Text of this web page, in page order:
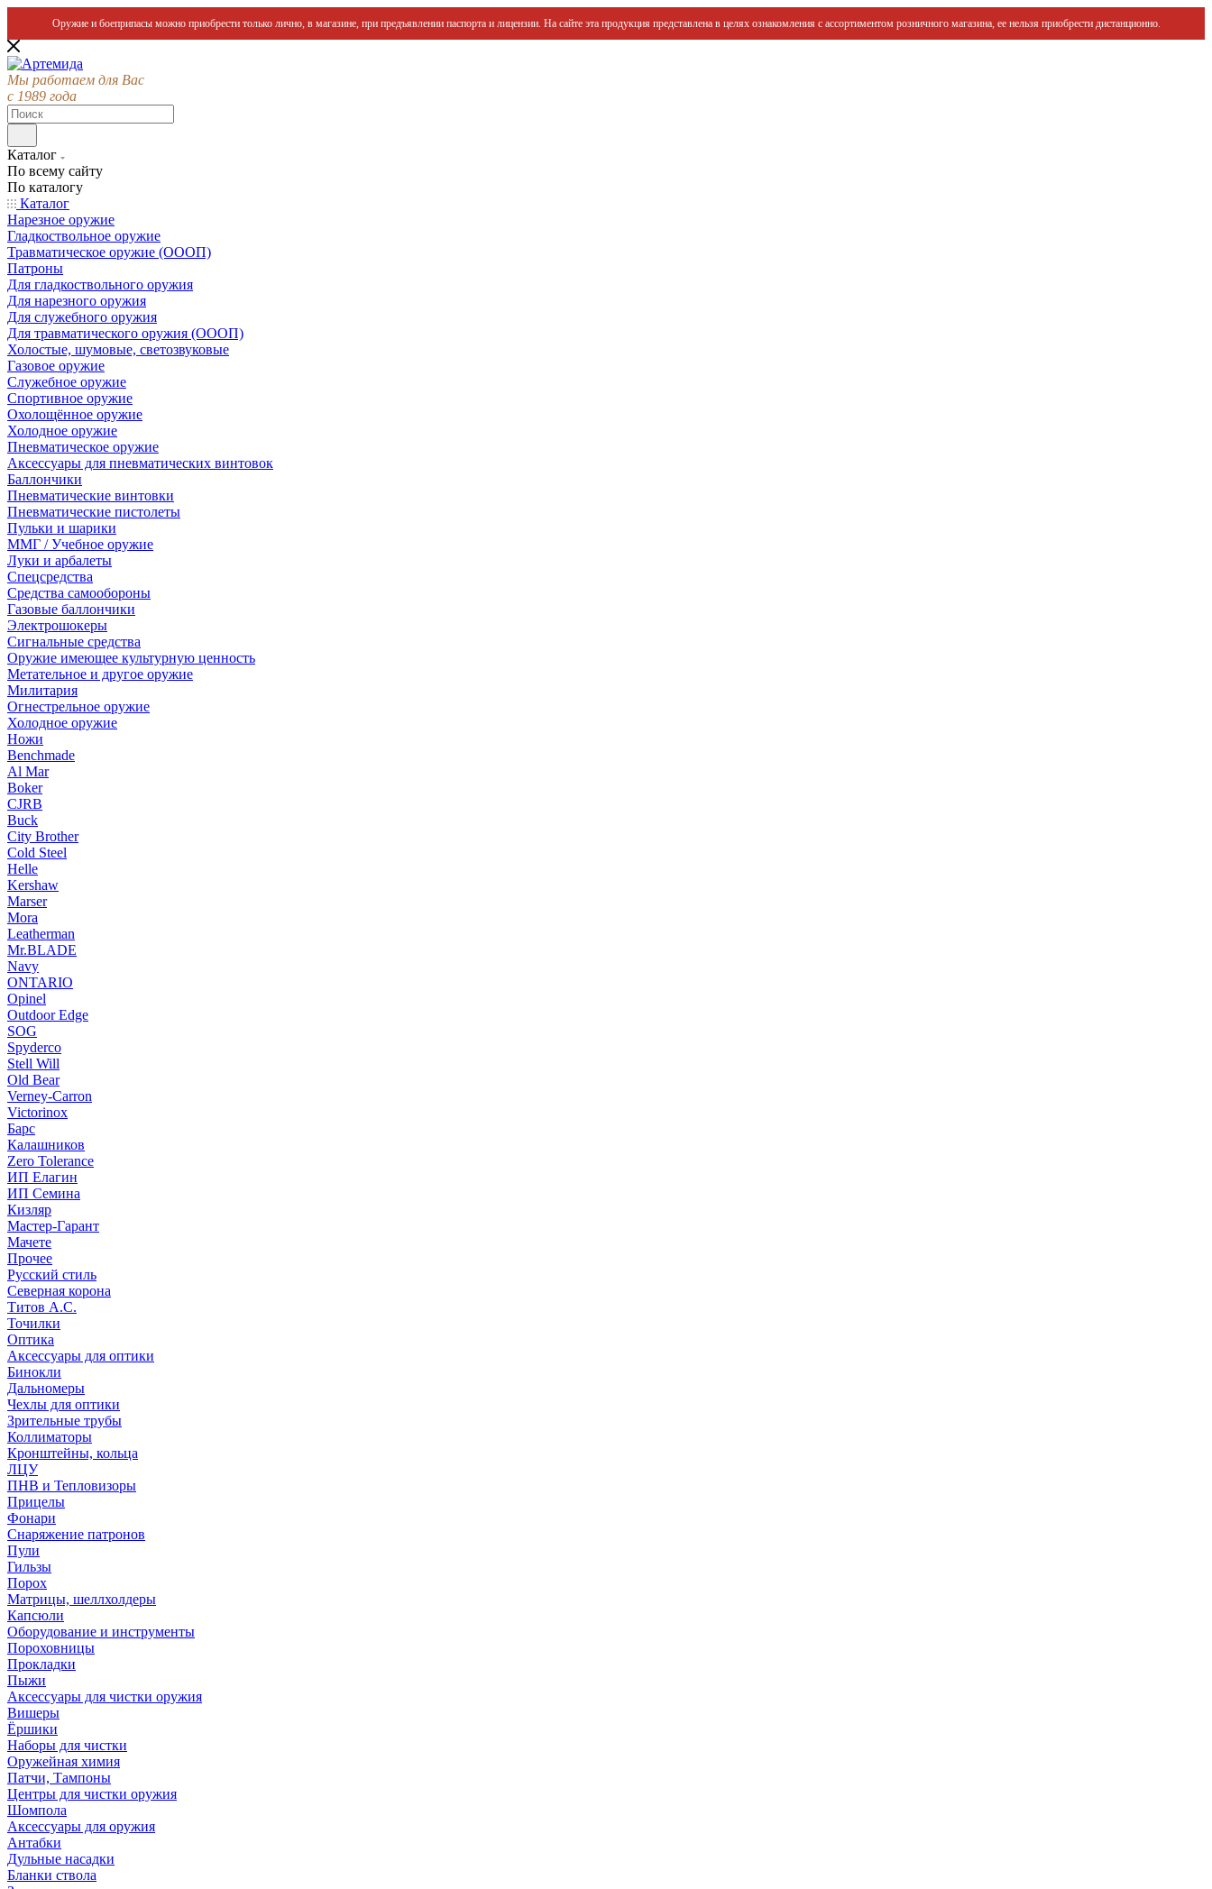
Оружие и боеприпасы можно приобрести только лично, в магазине, при предъявлении паспорта и лицензии. На сайте эта продукция представлена в целях ознакомления с ассортиментом розничного магазина, ее нельзя приобрести дистанционно.
Мы работаем для Вас
с 1989 года
Каталог
По всему сайту
По каталогу
Каталог
Нарезное оружие
Гладкоствольное оружие
Травматическое оружие (ОООП)
Патроны
Для гладкоствольного оружия
Для нарезного оружия
Для служебного оружия
Для травматического оружия (ОООП)
Холостые, шумовые, светозвуковые
Газовое оружие
Служебное оружие
Спортивное оружие
Охолощённое оружие
Холодное оружие
Пневматическое оружие
Аксессуары для пневматических винтовок
Баллончики
Пневматические винтовки
Пневматические пистолеты
Пульки и шарики
ММГ / Учебное оружие
Луки и арбалеты
Спецсредства
Средства самообороны
Газовые баллончики
Электрошокеры
Сигнальные средства
Оружие имеющее культурную ценность
Метательное и другое оружие
Милитария
Огнестрельное оружие
Холодное оружие
Ножи
Benchmade
Al Mar
Boker
CJRB
Buck
City Brother
Cold Steel
Helle
Kershaw
Marser
Mora
Leatherman
Mr.BLADE
Navy
ONTARIO
Opinel
Outdoor Edge
SOG
Spyderco
Stell Will
Old Bear
Verney-Carron
Victorinox
Барс
Калашников
Zero Tolerance
ИП Елагин
ИП Семина
Кизляр
Мастер-Гарант
Мачете
Прочее
Русский стиль
Северная корона
Титов А.С.
Точилки
Оптика
Аксессуары для оптики
Бинокли
Дальномеры
Чехлы для оптики
Зрительные трубы
Коллиматоры
Кронштейны, кольца
ЛЦУ
ПНВ и Тепловизоры
Прицелы
Фонари
Снаряжение патронов
Пули
Гильзы
Порох
Матрицы, шеллхолдеры
Капсюли
Оборудование и инструменты
Пороховницы
Прокладки
Пыжи
Аксессуары для чистки оружия
Вишеры
Ёршики
Наборы для чистки
Оружейная химия
Патчи, Тампоны
Центры для чистки оружия
Шомпола
Аксессуары для оружия
Антабки
Дульные насадки
Бланки ствола